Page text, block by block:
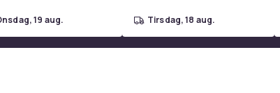
onsdag, 19 aug. tirsdag, 18 aug.